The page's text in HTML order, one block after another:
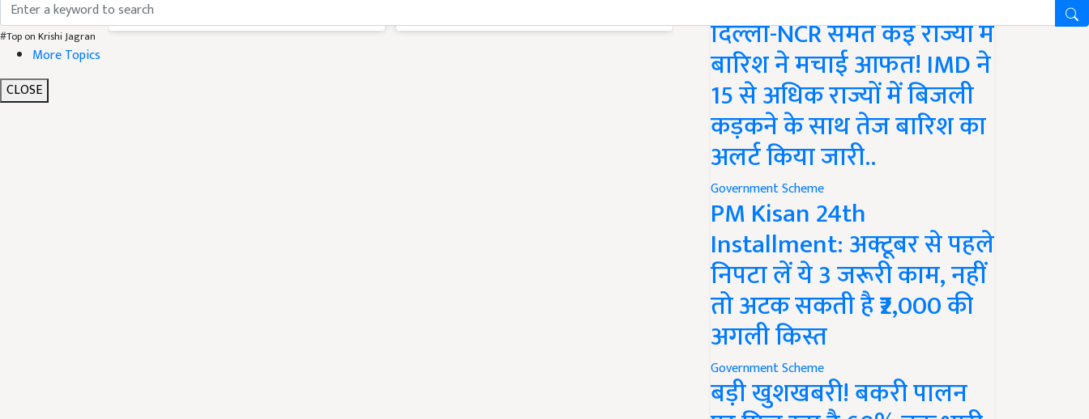
#Top on Krishi Jagran
More Topics
CLOSE
दिल्ली-NCR समेत कई राज्यों में
बारिश ने मचाई आफत! IMD ने
15 से अधिक राज्यों में बिजली
कड़कने के साथ तेज बारिश का
अलर्ट किया जारी..
Government Scheme
PM Kisan 24th
Installment: अक्टूबर से पहले
निपटा लें ये 3 जरूरी काम, नहीं
तो अटक सकती है ₹2,000 की
अगली किस्त
Government Scheme
बड़ी खुशखबरी! बकरी पालन